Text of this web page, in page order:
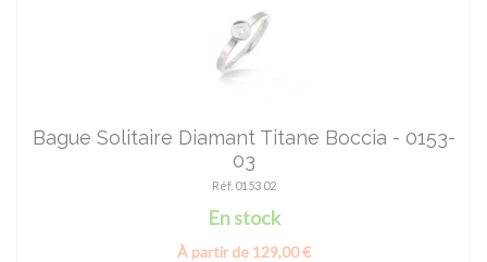
Bague Solitaire Diamant Titane Boccia - 0153-
03
Réf. 0153 02
En stock
À partir de 129,00 €